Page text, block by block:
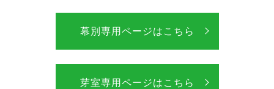
幕別専用ページはこちら
芽室専用ページはこちら